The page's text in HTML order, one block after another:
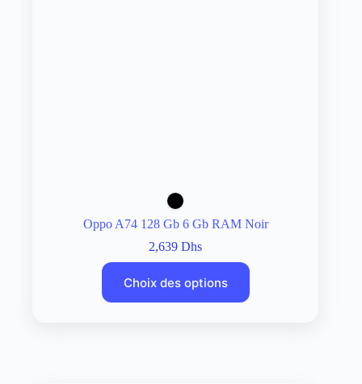
Oppo A74 128 Gb 6 Gb RAM Noir
2,639Dhs
Choix des options